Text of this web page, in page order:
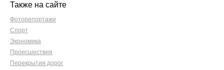
Также на сайте
Фоторепортажи
Спорт
Экономика
Происшествия
Перекрытия дорог